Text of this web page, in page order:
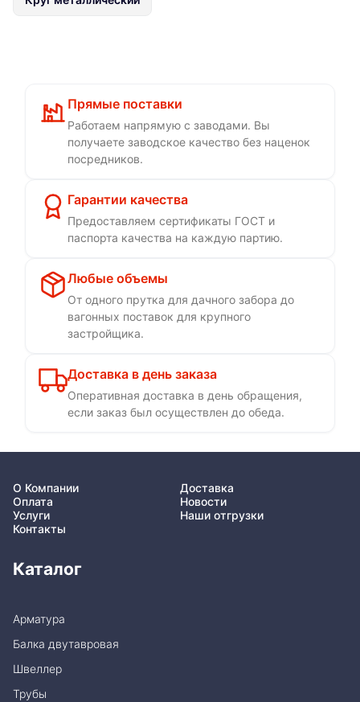
Прямые поставки
Работаем напрямую с заводами. Вы
получаете заводское качество без наценок
посредников.
Гарантии качества
Предоставляем сертификаты ГОСТ и
паспорта качества на каждую партию.
Любые объемы
От одного прутка для дачного забора до
вагонных поставок для крупного
застройщика.
Доставка в день заказа
Оперативная доставка в день обращения,
если заказ был осуществлен до обеда.
О Компании
Доставка
Оплата
Новости
Услуги
Наши отгрузки
Контакты
Каталог
Арматура
Балка двутавровая
Швеллер
Трубы